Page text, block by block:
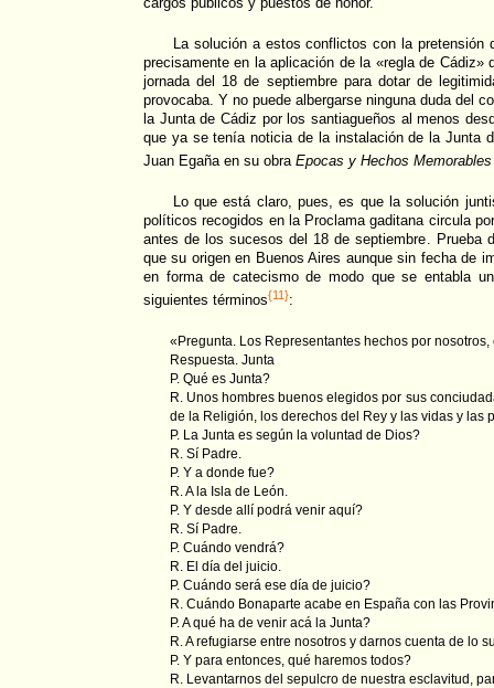
La solución a estos conflictos con la
precisamente en la aplicación de la «regla de Cádiz»
jornada del 18 de septiembre para dotar de
provocaba. Y no puede albergarse ninguna duda del
la Junta de Cádiz por los santiagueños al menos
que ya se tenía noticia de la instalación de la Junta
Juan Egaña en su obra Epocas y Hechos
Lo que está claro, pues, es que la solución
políticos recogidos en la Proclama gaditana circula
antes de los sucesos del 18 de septiembre. Prueba
que su origen en Buenos Aires aunque sin fecha de
en forma de catecismo de modo que se entabla
siguientes términos{11}:
«Pregunta. Los Representantes hechos por
Respuesta. Junta
P. Qué es Junta?
R. Unos hombres buenos elegidos por sus
de la Religión, los derechos del Rey y las vidas y las
P. La Junta es según la voluntad de Dios?
R. Sí Padre.
P. Y a donde fue?
R. A la Isla de León.
P. Y desde allí podrá venir aquí?
R. Sí Padre.
P. Cuándo vendrá?
R. El día del juicio.
P. Cuándo será ese día de juicio?
R. Cuándo Bonaparte acabe en España con las
P. A qué ha de venir acá la Junta?
R. A refugiarse entre nosotros y darnos cuenta de lo
P. Y para entonces, qué haremos todos?
R. Levantarnos del sepulcro de nuestra esclavitud,